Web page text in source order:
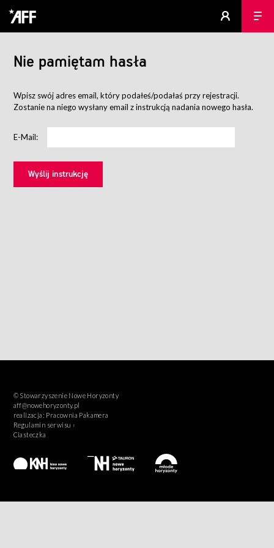
Nie pamiętam hasła
Wpisz swój adres email, który podałeś/podałaś przy rejestracji.
Zostanie na niego wysłany email z instrukcją nadania nowego hasła.
E-Mail:
© Stowarzyszenie Nowe Horyzonty
aff@nowehoryzonty.pl
realizacja: Pracownia Pakamera
Regulamin serwisu ›
Ciasteczka